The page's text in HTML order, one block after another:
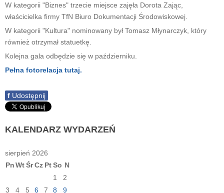
W kategorii "Biznes" trzecie miejsce zajęła Dorota Zając,
właścicielka firmy TfN Biuro Dokumentacji Środowiskowej.
W kategorii "Kultura" nominowany był Tomasz Młynarczyk, który
również otrzymał statuetkę.
Kolejna gala odbędzie się w październiku.
Pełna fotorelacja tutaj.
f Udostępnij
KALENDARZ WYDARZEŃ
sierpień 2026
PnWtŚrCz PtSo N
1
2
3
4 5 6 7 8
9